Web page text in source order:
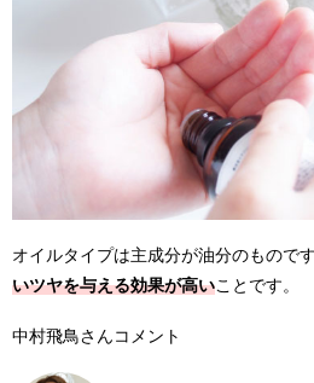
オイルタイプは主成分が油分のもので
いツヤを与える効果が高いことです。
中村飛鳥さんコメント